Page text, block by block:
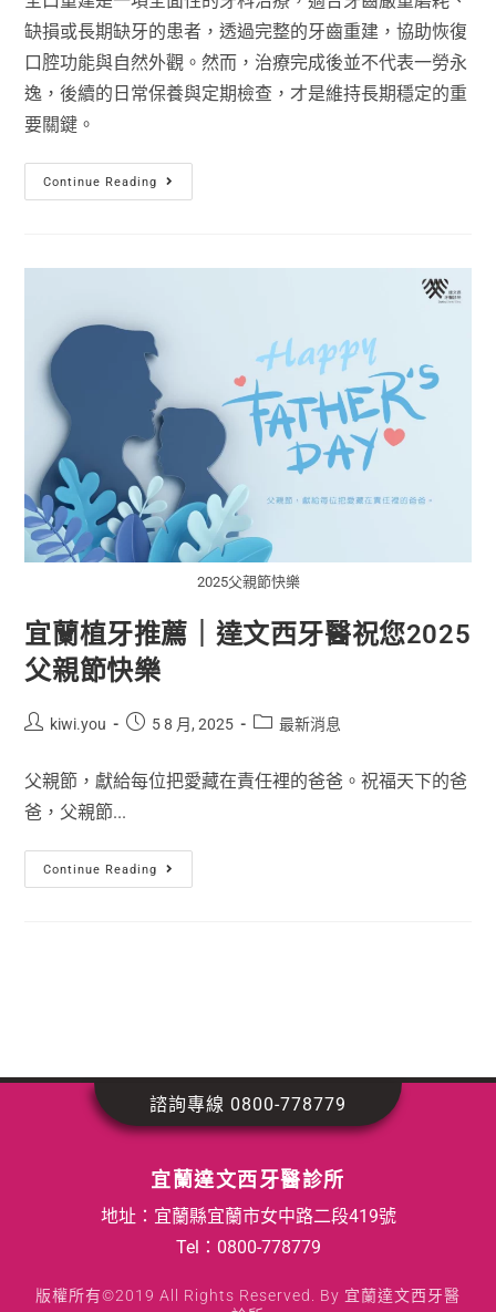
缺損或長期缺牙的患者，透過完整的牙齒重建，協助恢復
口腔功能與自然外觀。然而，治療完成後並不代表一勞永
逸，後續的日常保養與定期檢查，才是維持長期穩定的重
要關鍵。
Continue Reading
2025父親節快樂
宜蘭植牙推薦｜達文西牙醫祝您2025
父親節快樂
kiwi.you 5 8 月, 2025 最新消息
父親節，獻給每位把愛藏在責任裡的爸爸。祝福天下的爸
爸，父親節...
Continue Reading
宜蘭達文西牙醫診所
地址：宜蘭縣宜蘭市女中路二段419號
Tel： 0800-778779
版權所有©2019 All Rights Reserved. By 宜蘭達文西牙醫
諮詢專線 0800-778779